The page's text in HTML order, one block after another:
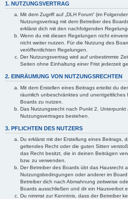
1. NUTZUNGSVERTRAG
Mit dem Zugriff auf „DLH Forum“ (im
Nutzungsvertrag mit dem Betreiber des
erklärst dich mit den nachfolgenden
Wenn du mit diesen Regelungen nicht
nicht weiter nutzen. Für die Nutzung des
veröffentlichten Regelungen.
Der Nutzungsvertrag wird auf unbestimmte
Seiten ohne Einhaltung einer Frist jederzeit
2. EINRÄUMUNG VON NUTZUNGSRECHTEN
Mit dem Erstellen eines Beitrags erteilst du
räumlich unbeschränktes und
Boards zu nutzen.
Das Nutzungsrecht nach Punkt 2,
Nutzungsvertrages bestehen.
3. PFLICHTEN DES NUTZERS
Du erklärst mit der Erstellung eines Beitrags,
geltendes Recht oder die guten Sitten
das Recht besitzt, die in deinen Beiträgen
bzw. zu verwenden.
Der Betreiber des Boards übt das Hausrecht
Nutzungsbedingungen oder anderer im
Betreiber dich nach Abmahnung zeitweise
Boards ausschließen und dir ein Hausverbot
Du nimmst zur Kenntnis, dass der Betreiber